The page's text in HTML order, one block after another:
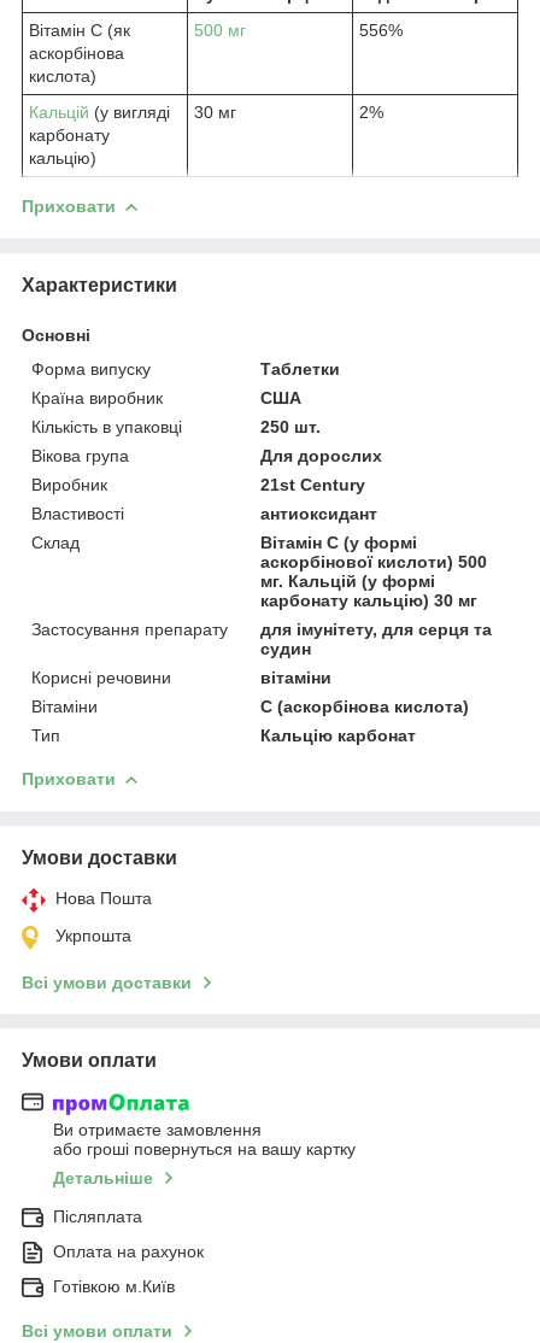
Вітамін С (як
аскорбінова
кислота)
500 мг 556%
Кальцій (у вигляді
карбонату
кальцію)
30 мг 2%
Приховати
Характеристики
Основні
Форма випуску
Таблетки
Країна виробник
США
Кількість в упаковці
250 шт.
Вікова група
Для дорослих
Виробник
21st Century
Властивості
антиоксидант
Склад
Вітамін С (у формі
аскорбінової кислоти) 500
мг. Кальцій (у формі
карбонату кальцію) 30 мг
Застосування препарату
для імунітету, для серця та
судин
Корисні речовини
вітаміни
Вітаміни
С (аскорбінова кислота)
Тип
Кальцію карбонат
Приховати
Умови доставки
Нова Пошта
Укрпошта
Всі умови доставки
Умови оплати
Ви отримаєте замовлення
або гроші повернуться на вашу картку
Детальніше
Післяплата
Оплата на рахунок
Готівкою м.Київ
Всі умови оплати